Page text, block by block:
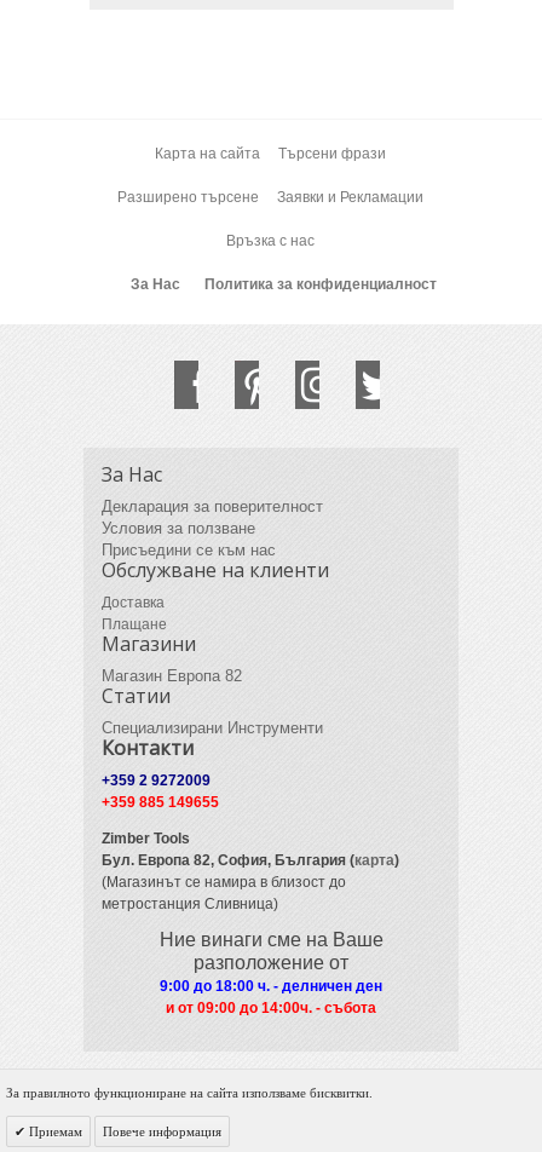
Карта на сайта Търсени фрази
Разширено търсене Заявки и Рекламации
Връзка с нас
За Нас Политика за конфиденциалност
За Нас
Декларация за поверителност
Условия за ползване
Присъедини се към нас
Обслужване на клиенти
Доставка
Плащане
Магазини
Магазин Европа 82
Статии
Специализирани Инструменти
Контакти
+359 2 9272009
+359 885 149655
Zimber Tools
Бул. Европа 82, София, България (карта)
(Магазинът се намира в близост до
метростанция Сливница)
Ние винаги сме на Ваше
разположение от
9:00 до 18:00 ч. - делничен ден
и от 09:00 до 14:00ч. - събота
© 2012 Zimber Tools. All Rights Reserved.
За правилното функциониране на сайта използваме бисквитки.
Приемам Повече информация
Powered by DigiNET